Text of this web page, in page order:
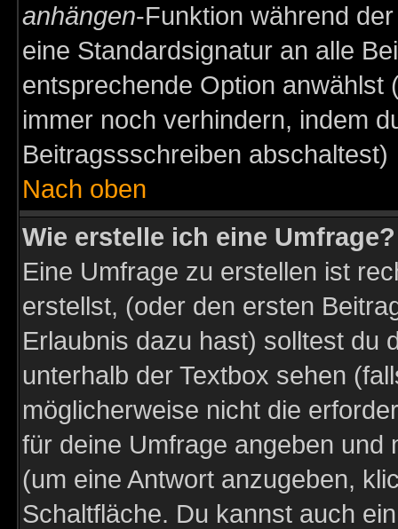
anhängen-Funktion während
eine Standardsignatur an alle
entsprechende Option anwählst
immer noch verhindern, indem
Beitragssschreiben abschaltest)
Nach oben
Wie erstelle ich eine Umfrage?
Eine Umfrage zu erstellen ist
erstellst, (oder den ersten
Erlaubnis dazu hast) solltest du
unterhalb der Textbox sehen
möglicherweise nicht die
für deine Umfrage angeben und
(um eine Antwort anzugeben,
Schaltfläche. Du kannst auch